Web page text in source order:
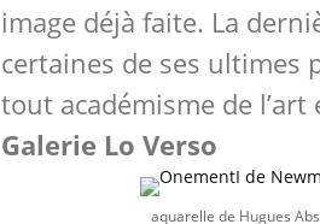
image déjà faite. La
certaines de ses ultimes
tout académisme de
Galerie Lo Verso
aquarelle de Hugues